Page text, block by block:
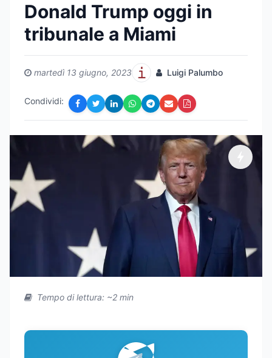
Donald Trump oggi in
tribunale a Miami
martedì 13 giugno, 2023 Luigi Palumbo
Condividi:
Tempo di lettura: ~2 min